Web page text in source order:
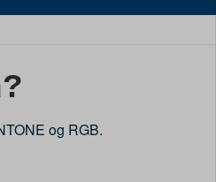
og RGB.